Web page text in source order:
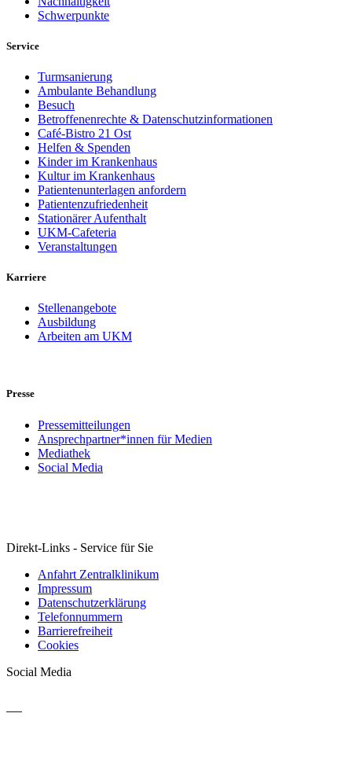
Schwerpunkte
Service
Turmsanierung
Ambulante Behandlung
Besuch
Betroffenenrechte & Datenschutzinformationen
Café-Bistro 21 Ost
Helfen & Spenden
Kinder im Krankenhaus
Kultur im Krankenhaus
Patientenunterlagen anfordern
Patientenzufriedenheit
Stationärer Aufenthalt
UKM-Cafeteria
Veranstaltungen
Karriere
Stellenangebote
Ausbildung
Arbeiten am UKM
Presse
Pressemitteilungen
Ansprechpartner*innen für Medien
Mediathek
Social Media
Direkt-Links - Service für Sie
Anfahrt Zentralklinikum
Impressum
Datenschutzerklärung
Telefonnummern
Barrierefreiheit
Cookies
Social Media